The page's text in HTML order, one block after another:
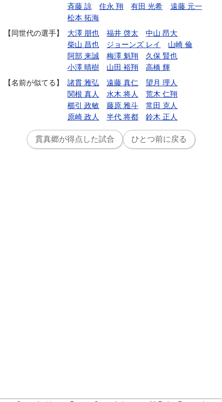
斉藤 諒
住永 翔 有田 光希
遠藤 元一
松本 拓海
同世代の選手
大澤 朋也 福井 啓太
中山 昂大
柴山 昌也
ジョーンズ レイ
山崎 倫
阿部 来誠
梅澤 魁翔
久保 賢也
小澤 晴樹
山田 裕翔
高橋 輝
名前が似てる
諸貫 雅弘 遠藤 真仁
望月 理人
関根 真人
水木 将人
荒木 仁翔
櫛引 政敏
藤原 雅斗
常田 克人
原崎 政人
半代 将都 鈴木 正人
貫真郷が得点した試合 ひとつ前に戻る